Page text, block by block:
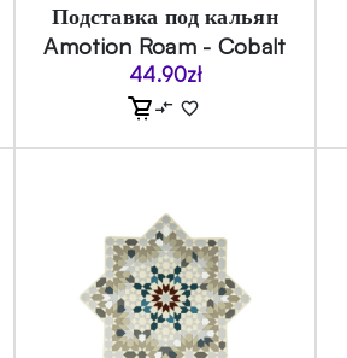
Подставка под кальян
Amotion Roam - Cobalt
44.90zł